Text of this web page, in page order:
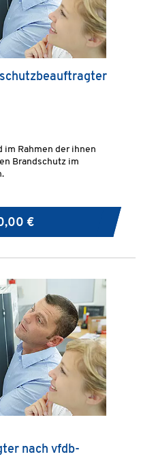
Rahmen der ihnen
Brandschutz im
€
nach vfdb-